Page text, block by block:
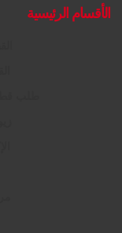
الأقسام الرئيسية